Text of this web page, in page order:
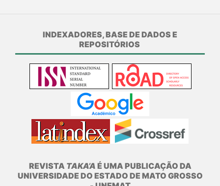
INDEXADORES, BASE DE DADOS E
REPOSITÓRIOS
REVISTA TAKA’A É UMA PUBLICAÇÃO DA
UNIVERSIDADE DO ESTADO DE MATO GROSSO